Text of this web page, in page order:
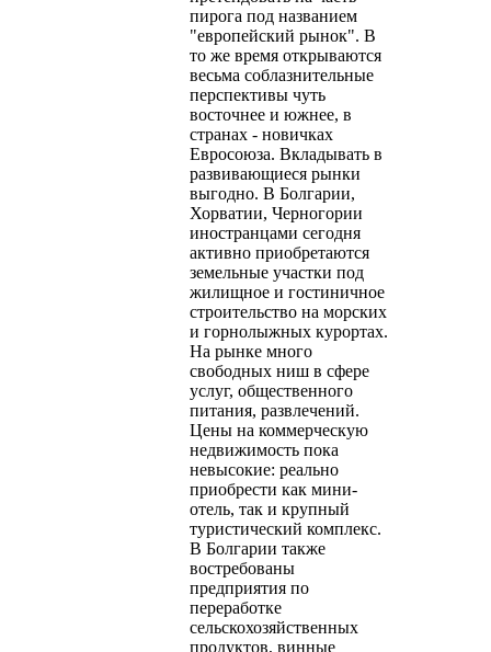
пирога под названием
"европейский рынок". В
то же время открываются
весьма соблазнительные
перспективы чуть
восточнее и южнее, в
странах - новичках
Евросоюза. Вкладывать в
развивающиеся рынки
выгодно. В Болгарии,
Хорватии, Черногории
иностранцами сегодня
активно приобретаются
земельные участки под
жилищное и гостиничное
строительство на морских
и горнолыжных курортах.
На рынке много
свободных ниш в сфере
услуг, общественного
питания, развлечений.
Цены на коммерческую
недвижимость пока
невысокие: реально
приобрести как мини-
отель, так и крупный
туристический комплекс.
В Болгарии также
востребованы
предприятия по
переработке
сельскохозяйственных
продуктов, винные